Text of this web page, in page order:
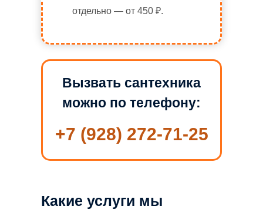
отдельно — от 450 ₽.
Вызвать сантехника
можно по телефону:
+7 (928) 272-71-25
Какие услуги мы